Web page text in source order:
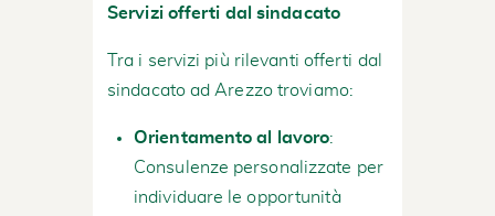
Servizi offerti dal sindacato
Tra i servizi più rilevanti offerti dal
sindacato ad Arezzo troviamo:
Orientamento al lavoro:
Consulenze personalizzate per
individuare le opportunità